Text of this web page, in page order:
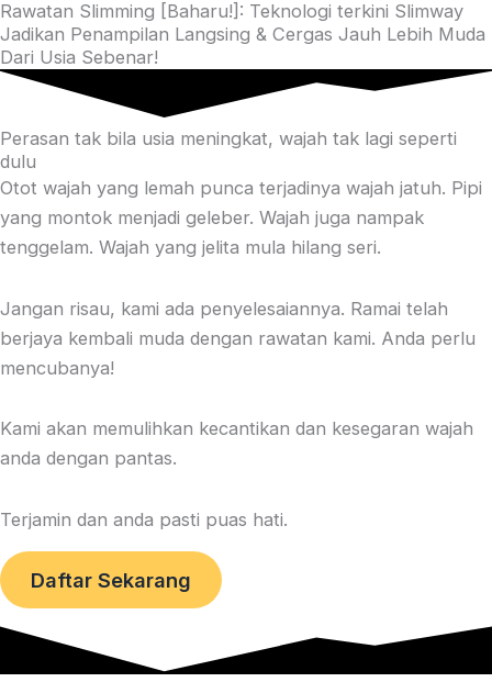
Rawatan Slimming [Baharu!]: Teknologi terkini Slimway
Jadikan Penampilan Langsing & Cergas Jauh Lebih Muda
Dari Usia Sebenar!
Perasan tak bila usia meningkat, wajah tak lagi seperti
dulu
Otot wajah yang lemah punca terjadinya wajah jatuh. Pipi
yang montok menjadi geleber. Wajah juga nampak
tenggelam. Wajah yang jelita mula hilang seri.
Jangan risau, kami ada penyelesaiannya. Ramai telah
berjaya kembali muda dengan rawatan kami. Anda perlu
mencubanya!
Kami akan memulihkan kecantikan dan kesegaran wajah
anda dengan pantas.
Terjamin dan anda pasti puas hati.
Daftar Sekarang